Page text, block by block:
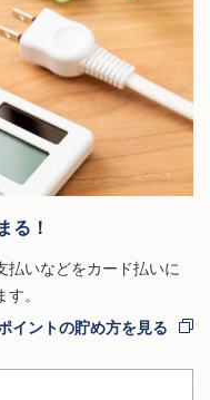
る！
払いなどをカード払いに
。
イントの貯め方を見る